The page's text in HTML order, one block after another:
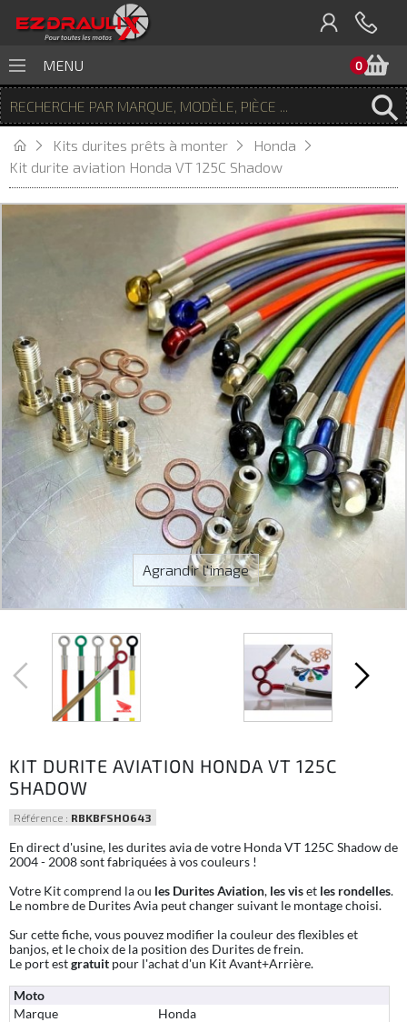
0
MENU
Kits durites prêts à monter
Honda
Kit durite aviation Honda VT 125C Shadow
Agrandir l'image
KIT DURITE AVIATION HONDA VT 125C
SHADOW
Référence : RBKBFSHO643
En direct d'usine, les durites avia de votre Honda VT 125C Shadow de
2004 - 2008 sont fabriquées à vos couleurs !
Votre Kit comprend la ou les Durites Aviation, les viset les rondelles.
Le nombre de Durites Avia peut changer suivant le montage choisi.
Sur cette fiche, vous pouvez modifier la couleur des flexibles et
banjos, et le choix de la position des Durites de frein.
Le port estgratuit pour l'achat d'un Kit Avant+Arrière.
Moto
Marque
Honda